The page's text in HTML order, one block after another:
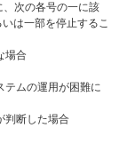
次の各号の一に該
は一部を停止するこ
場合
テムの運用が困難に
判断した場合